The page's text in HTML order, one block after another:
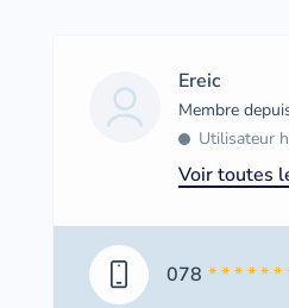
Ereic
Membre
Utilisateur
Voir toutes
078 * * * * * *